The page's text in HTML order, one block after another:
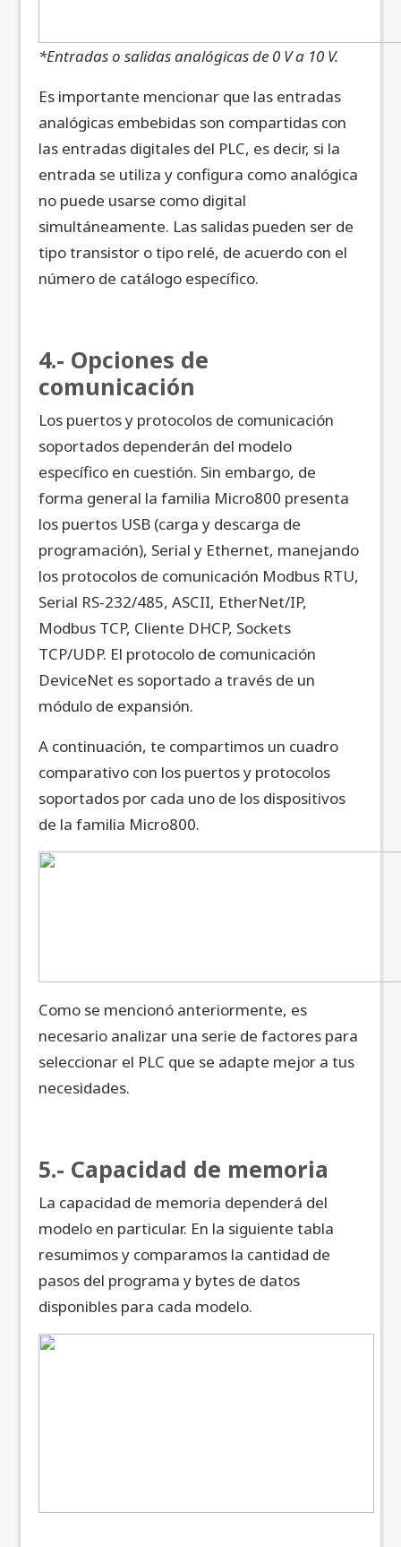
*Entradas o salidas analógicas de 0 V a 10 V.
Es importante mencionar que las entradas
analógicas embebidas son compartidas con
las entradas digitales del PLC, es decir, si la
entrada se utiliza y configura como analógica
no puede usarse como digital
simultáneamente. Las salidas pueden ser de
tipo transistor o tipo relé, de acuerdo con el
número de catálogo específico.
4.- Opciones de
comunicación
Los puertos y protocolos de comunicación
soportados dependerán del modelo
específico en cuestión. Sin embargo, de
forma general la familia Micro800 presenta
los puertos USB (carga y descarga de
programación), Serial y Ethernet, manejando
los protocolos de comunicación Modbus RTU,
Serial RS-232/485, ASCII, EtherNet/IP,
Modbus TCP, Cliente DHCP, Sockets
TCP/UDP. El protocolo de comunicación
DeviceNet es soportado a través de un
módulo de expansión.
A continuación, te compartimos un cuadro
comparativo con los puertos y protocolos
soportados por cada uno de los dispositivos
de la familia Micro800.
Como se mencionó anteriormente, es
necesario analizar una serie de factores para
seleccionar el PLC que se adapte mejor a tus
necesidades.
5.- Capacidad de memoria
La capacidad de memoria dependerá del
modelo en particular. En la siguiente tabla
resumimos y comparamos la cantidad de
pasos del programa y bytes de datos
disponibles para cada modelo.